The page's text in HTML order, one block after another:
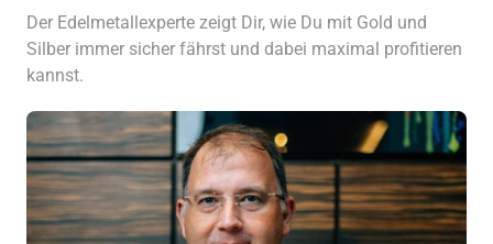
Der Edelmetallexperte zeigt Dir, wie Du mit Gold und
Silber immer sicher fährst und dabei maximal profitieren
kannst.